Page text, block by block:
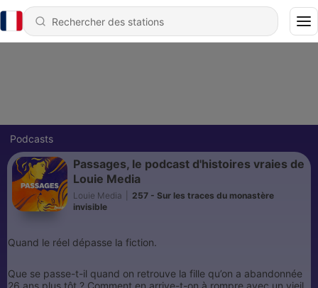
Podcasts
Passages, le podcast d'histoires vraies de
Louie Media
Louie Media
257 - Sur les traces du monastère
invisible
Quand le réel dépasse la fiction.
Que se passe-t-il quand on retrouve la fille qu’on a abandonnée
26 ans plus tôt ? Comment en arrive-t-on à rompre avec un vieil